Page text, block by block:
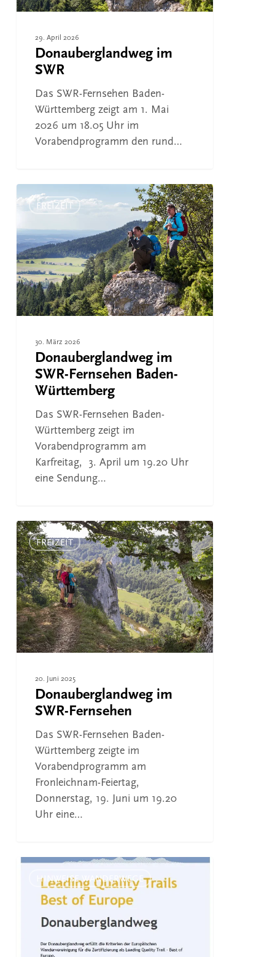
29. April 2026
Donauberglandweg im
SWR
Das SWR-Fernsehen Baden-
Württemberg zeigt am 1. Mai
2026 um 18.05 Uhr im
Vorabendprogramm den rund…
Donauberglandweg
im
Fernsehen
Baden-
Württemberg
FREIZEIT
30. März 2026
Donauberglandweg im
SWR-Fernsehen Baden-
Württemberg
Das SWR-Fernsehen Baden-
Württemberg zeigt im
Vorabendprogramm am
Karfreitag, 3. April um 19.20 Uhr
eine Sendung…
Donauberglandweg
im
SWR-
Fernsehen
FREIZEIT
20. Juni 2025
Donauberglandweg im
SWR-Fernsehen
Das SWR-Fernsehen Baden-
Württemberg zeigte im
Vorabendprogramm am
Fronleichnam-Feiertag,
Donnerstag, 19. Juni um 19.20
Uhr eine…
Besondere
Auszeichnung
Donauberglandweg
HINWEISE WANDERWEGE